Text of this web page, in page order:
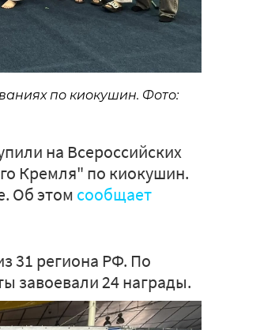
по киокушин. Фото:
на Всероссийских
Кремля" по киокушин.
Об этом сообщает
31 региона РФ. По
завоевали 24 награды.